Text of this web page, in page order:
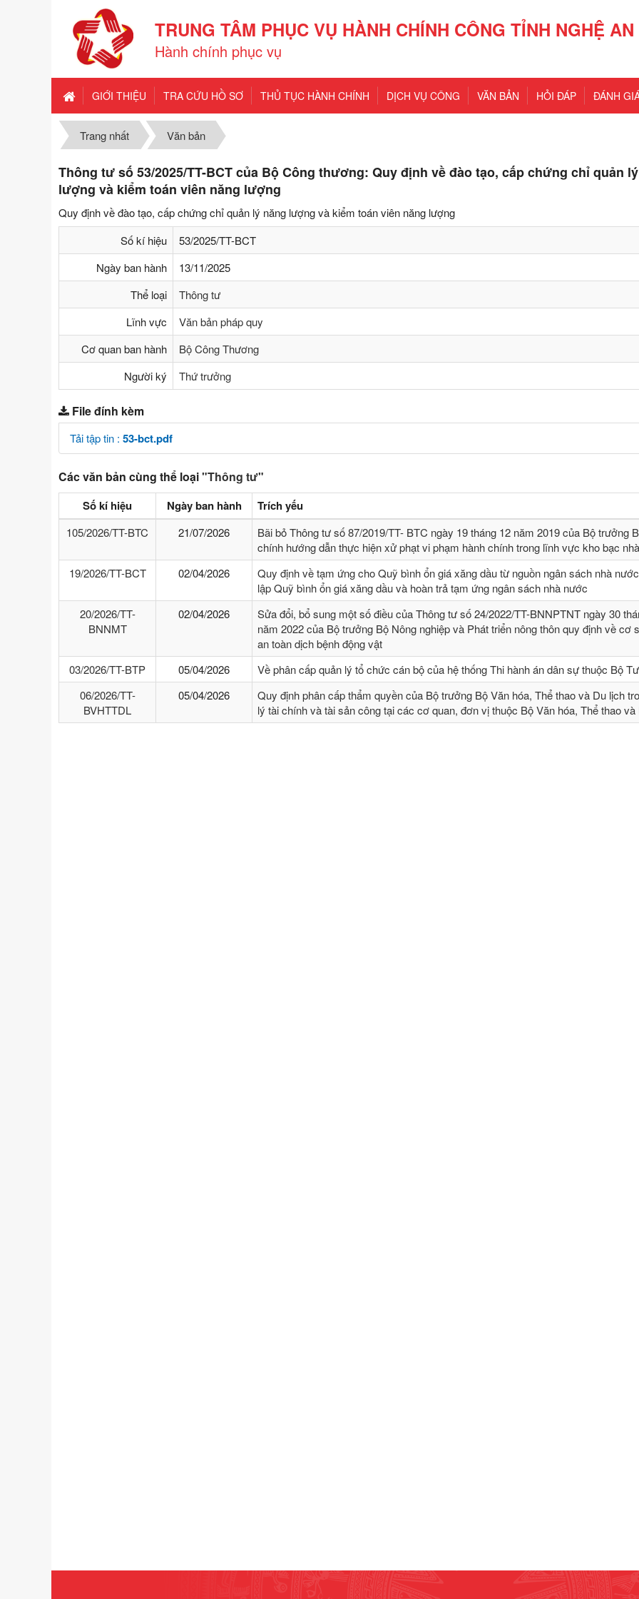
TRUNG TÂM PHỤC VỤ HÀNH CHÍNH CÔNG TỈNH NGHỆ AN
Hành chính phục vụ
GIỚI THIỆU TRA CỨU HỒ SƠ THỦ TỤC HÀNH CHÍNH DỊCH VỤ CÔNG VĂN BẢN HỎI ĐÁP ĐÁNH
Trang nhất Văn bản
Thông tư số 53/2025/TT-BCT của Bộ Công thương: Quy định về đào tạo, cấp chứng chỉ quản
lượng và kiểm toán viên năng lượng
Quy định về đào tạo, cấp chứng chỉ quản lý năng lượng và kiểm toán viên năng lượng
Số kí hiệu
53/2025/TT-BCT
Ngày ban hành
13/11/2025
Thể loại
Thông tư
Lĩnh vực
Văn bản pháp quy
Cơ quan ban hành
Bộ Công Thương
Người ký
Thứ trưởng
File đính kèm
Tải tập tin : 53-bct.pdf
Các văn bản cùng thể loại"Thông tư"
Số kí hiệu Ngày ban hành Trích yếu
105/2026/TT-BTC 21/07/2026
Bãi bỏ Thông tư số 87/2019/TT- BТC ngày 19 tháng 12 năm 2019 của Bộ trưởng
chính hướng dẫn thực hiện xử phạt vi phạm hành chính trong lĩnh vực kho bạc
19/2026/TT-BCT
02/04/2026
Quy định về tạm ứng cho Quỹ bình ổn giá xăng dầu từ nguồn ngân sách nhà
lập Quỹ bình ổn giá xăng dầu và hoàn trả tạm ứng ngân sách nhà nước
20/2026/TT-
BNNMT
02/04/2026
Sửa đổi, bổ sung một số điều của Thông tư số 24/2022/TT-BNNPTNT ngày 30
năm 2022 của Bộ trưởng Bộ Nông nghiệp và Phát triển nông thôn quy định về cơ
an toàn dịch bệnh động vật
03/2026/TT-BTP
05/04/2026
Về phân cấp quản lý tổ chức cán bộ của hệ thống Thi hành án dân sự thuộc Bộ
06/2026/TT-
BVHTTDL
05/04/2026
Quy định phân cấp thẩm quyền của Bộ trưởng Bộ Văn hóa, Thể thao và Du lịch
lý tài chính và tài sản công tại các cơ quan, đơn vị thuộc Bộ Văn hóa, Thể thao và